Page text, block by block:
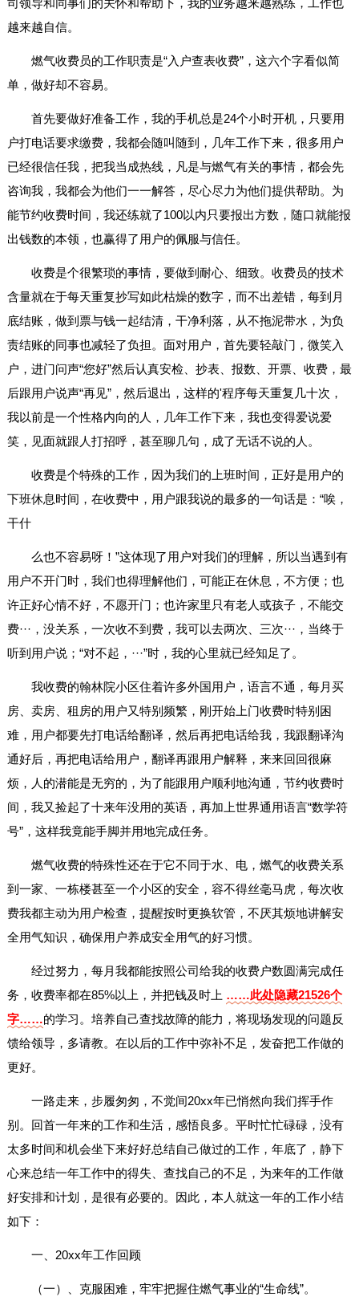
司领导和同事们的关怀和帮助下，我的业务越来越熟练，工作也
越来越自信。
燃气收费员的工作职责是“入户查表收费”，这六个字看似简
单，做好却不容易。
首先要做好准备工作，我的手机总是24个小时开机，只要用
户打电话要求缴费，我都会随叫随到，几年工作下来，很多用户
已经很信任我，把我当成热线，凡是与燃气有关的事情，都会先
咨询我，我都会为他们一一解答，尽心尽力为他们提供帮助。为
能节约收费时间，我还练就了100以内只要报出方数，随口就能报
出钱数的本领，也赢得了用户的佩服与信任。
收费是个很繁琐的事情，要做到耐心、细致。收费员的技术
含量就在于每天重复抄写如此枯燥的数字，而不出差错，每到月
底结账，做到票与钱一起结清，干净利落，从不拖泥带水，为负
责结账的同事也减轻了负担。面对用户，首先要轻敲门，微笑入
户，进门问声“您好”然后认真安检、抄表、报数、开票、收费，最
后跟用户说声“再见”，然后退出，这样的'程序每天重复几十次，
我以前是一个性格内向的人，几年工作下来，我也变得爱说爱
笑，见面就跟人打招呼，甚至聊几句，成了无话不说的人。
收费是个特殊的工作，因为我们的上班时间，正好是用户的
下班休息时间，在收费中，用户跟我说的最多的一句话是：“唉，
干什
么也不容易呀！”这体现了用户对我们的理解，所以当遇到有
用户不开门时，我们也得理解他们，可能正在休息，不方便；也
许正好心情不好，不愿开门；也许家里只有老人或孩子，不能交
费···，没关系，一次收不到费，我可以去两次、三次···，当终于
听到用户说；“对不起，···”时，我的心里就已经知足了。
我收费的翰林院小区住着许多外国用户，语言不通，每月买
房、卖房、租房的用户又特别频繁，刚开始上门收费时特别困
难，用户都要先打电话给翻译，然后再把电话给我，我跟翻译沟
通好后，再把电话给用户，翻译再跟用户解释，来来回回很麻
烦，人的潜能是无穷的，为了能跟用户顺利地沟通，节约收费时
间，我又捡起了十来年没用的英语，再加上世界通用语言“数学符
号”，这样我竟能手脚并用地完成任务。
燃气收费的特殊性还在于它不同于水、电，燃气的收费关系
到一家、一栋楼甚至一个小区的安全，容不得丝毫马虎，每次收
费我都主动为用户检查，提醒按时更换软管，不厌其烦地讲解安
全用气知识，确保用户养成安全用气的好习惯。
经过努力，每月我都能按照公司给我的收费户数圆满完成任
务，收费率都在85%以上，并把钱及时上 ……此处隐藏21526个
字……的学习。培养自己查找故障的能力，将现场发现的问题反
馈给领导，多请教。在以后的工作中弥补不足，发奋把工作做的
更好。
一路走来，步履匆匆，不觉间20xx年已悄然向我们挥手作
别。回首一年来的工作和生活，感悟良多。平时忙忙碌碌，没有
太多时间和机会坐下来好好总结自己做过的工作，年底了，静下
心来总结一年工作中的得失、查找自己的不足，为来年的工作做
好安排和计划，是很有必要的。因此，本人就这一年的工作小结
如下：
一、20xx年工作回顾
（一）、克服困难，牢牢把握住燃气事业的“生命线”。